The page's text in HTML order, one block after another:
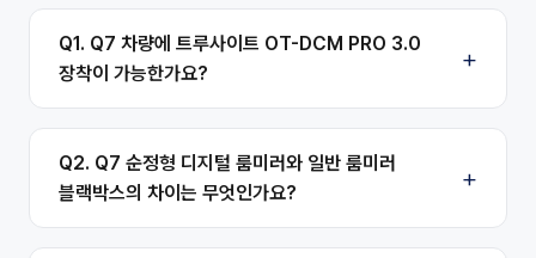
Q1. Q7 차량에 트루사이트 OT-DCM PRO 3.0
장착이 가능한가요?
Q2. Q7 순정형 디지털 룸미러와 일반 룸미러
블랙박스의 차이는 무엇인가요?